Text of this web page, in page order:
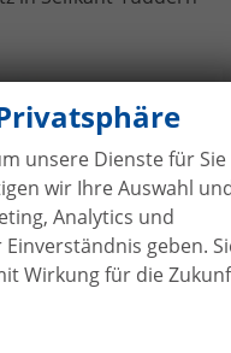
Beach an
unsere Dienste für Sie
wir Ihre Auswahl
Analytics und
geben.
Wirkung für die